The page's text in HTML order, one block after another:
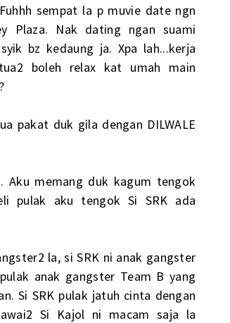
sempat la p muvie date ngn
Plaza. Nak dating ngan suami
bz kedaung ja. Xpa lah...kerja
boleh relax kat umah main
pakat duk gila dengan DILWALE
Aku memang duk kagum tengok
pulak aku tengok Si SRK ada
la, si SRK ni anak gangster
anak gangster Team B yang
Si SRK pulak jatuh cinta dengan
Si Kajol ni macam saja la